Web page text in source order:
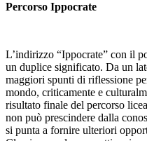
Percorso Ippocrate
L’indirizzo “Ippocrate” con il
un duplice significato. Da un
maggiori spunti di riflessione
mondo, criticamente e
risultato finale del percorso
non può prescindere dalla
si punta a fornire ulteriori